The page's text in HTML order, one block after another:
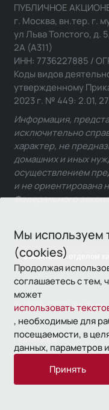
Мы используем
(cookies)
Продолжая
соглашаетесь с тем,
может
использовать
, необходимые для
посещаемости, в
данных, параметров
Принять
Связаться с отделом
ПУБЛИЧНОЕ
г. Москва, вн.тер. г.
ул Льва Толстого, д.
2А (А311)
ИНН: 7736227885 /
Коды видов
утвержденному
2023 г. № 449: 2.01,
Информация,
исключительно
характер, не
домашних и иных
осуществлением
и не ориентирована
Федерального
© 1993—2026 Softline
Политика